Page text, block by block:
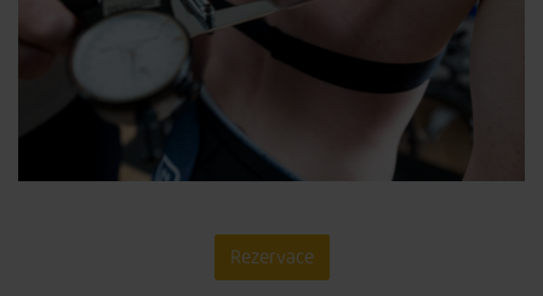
Rezervace